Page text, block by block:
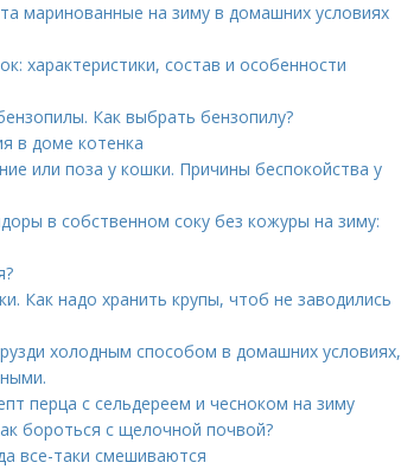
маринованные на зиму в домашних условиях
характеристики, состав и особенности
Как выбрать бензопилу?
в доме котенка
или поза у кошки. Причины беспокойства у
в собственном соку без кожуры на зиму:
Как надо хранить крупы, чтоб не заводились
холодным способом в домашних условиях,
перца с сельдереем и чесноком на зиму
бороться с щелочной почвой?
все-таки смешиваются